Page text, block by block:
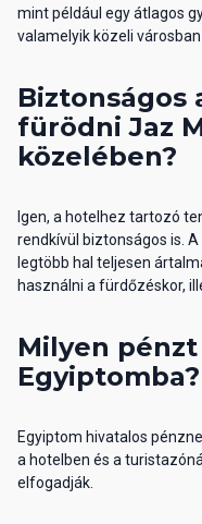
mint például egy átlagos
valamelyik közeli
Biztonságos
fürödni Jaz
közelében?
Igen, a hotelhez tartozó
rendkívül biztonságos is.
legtöbb hal teljesen
használni a fürdőzéskor,
Milyen
Egyiptomba?
Egyiptom hivatalos
a hotelben és a
elfogadják.